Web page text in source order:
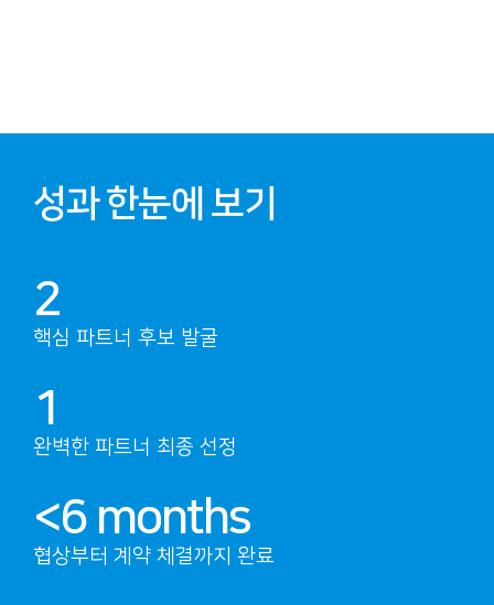
성과 한눈에 보기
2
핵심 파트너 후보 발굴
1
완벽한 파트너 최종 선정
<6months
협상부터 계약 체결까지 완료